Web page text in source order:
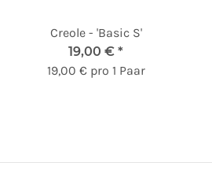
Creole - 'Basic S'
19,00 € *
19,00 € pro 1 Paar